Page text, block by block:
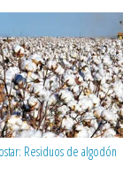
Residuos de algodón